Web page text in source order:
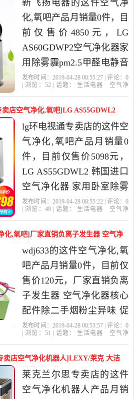
新飞扬电器的这件空气净
化,氧吧产品月销量0件，目
前仅售价4850元，LG
AS60GDWP2空气净化器家
用除雾霾pm2.5甲醛电静音
杀菌360净化是2019年新飞
性价比很高的空气净化,氧
吧，由广东 广州发货。
发布时间：2019-04-28 08:55:27 | 评论： 0
| 浏览： 52| 话题： 生活电器
空气净
卖店空气净化,氧吧]LG AS55GDWL2
销量0件仅售5098元
lg环电视通专卖店的这件空
气净化,氧吧产品月销量0
件，目前仅售价5098元，
LG AS55GDWL2 韩国进口
空气净化器 家用卧室除雾
霾PM2.5甲醛是2019年lg环
器当中性价比很高的空气
净化,氧吧，由北京发货。
发布时间：2019-04-28 08:55:22 | 评论： 0
| 浏览： 49| 话题： 生活电器
空气净
化,氧吧]厂家直销负离子发生器 空气净
0件仅售120元
wdj633的这件空气净化,氧
吧产品月销量0件，目前仅
售价120元，厂家直销负离
子发生器 空气净化器核心
配件除二手烟粉尘异味 促
销是2019年wdj633精选生
空气净化,氧吧，由福建 厦
门发货。
发布时间：2019-04-28 08:53:57 | 评论： 0
| 浏览： 51 | 话题： 生活电器
空气净
卖店空气净化机器人]LEXY/莱克 大洁
化月销量0件仅售12999元
莱克兰尔思专卖店的这件
空气净化机器人产品月销